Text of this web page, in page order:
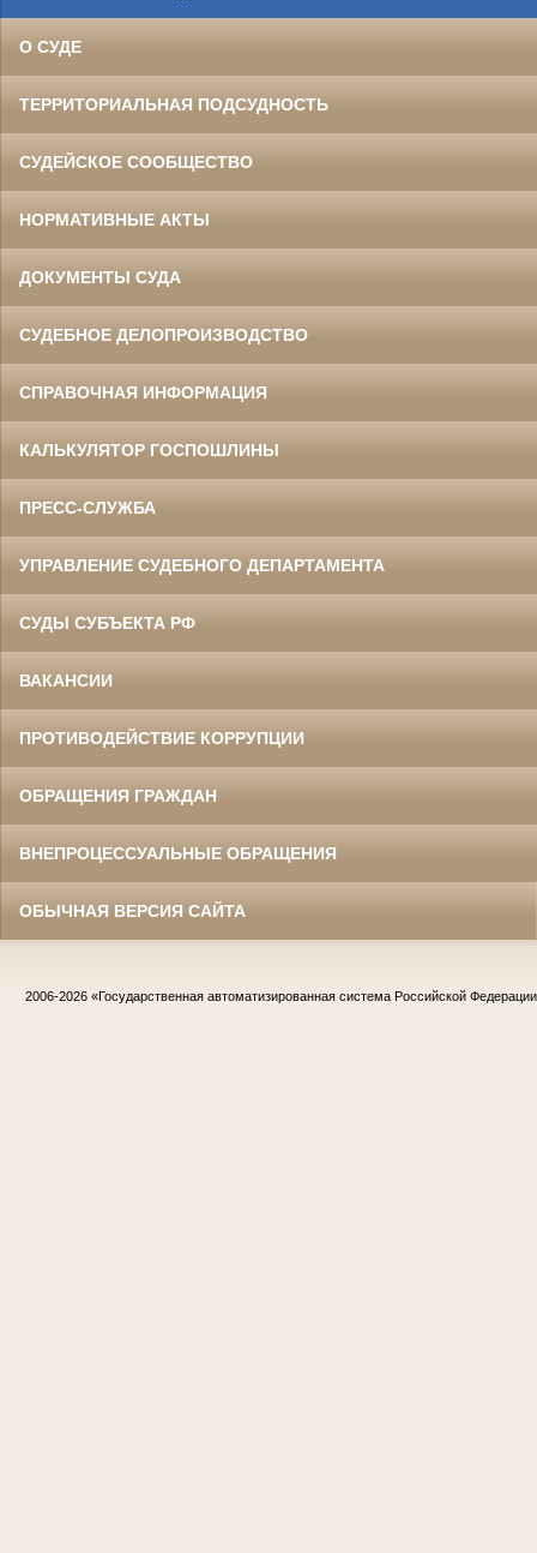
О СУДЕ
ТЕРРИТОРИАЛЬНАЯ ПОДСУДНОСТЬ
СУДЕЙСКОЕ СООБЩЕСТВО
НОРМАТИВНЫЕ АКТЫ
ДОКУМЕНТЫ СУДА
СУДЕБНОЕ ДЕЛОПРОИЗВОДСТВО
СПРАВОЧНАЯ ИНФОРМАЦИЯ
КАЛЬКУЛЯТОР ГОСПОШЛИНЫ
ПРЕСС-СЛУЖБА
УПРАВЛЕНИЕ СУДЕБНОГО ДЕПАРТАМЕНТА
СУДЫ СУБЪЕКТА РФ
ВАКАНСИИ
ПРОТИВОДЕЙСТВИЕ КОРРУПЦИИ
ОБРАЩЕНИЯ ГРАЖДАН
ВНЕПРОЦЕССУАЛЬНЫЕ ОБРАЩЕНИЯ
ОБЫЧНАЯ ВЕРСИЯ САЙТА
2006-2026 «Государственная автоматизированная система Российской